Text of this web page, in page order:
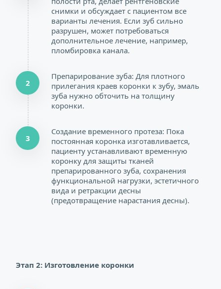
снимки и обсуждает с пациентом все
варианты лечения. Если зуб сильно
разрушен, может потребоваться
дополнительное лечение, например,
пломбировка канала.
2
Препарирование зуба: Для плотного
прилегания краев коронки к зубу, эмаль
зуба нужно обточить на толщину
коронки.
3
Создание временного протеза: Пока
постоянная коронка изготавливается,
пациенту устанавливают временную
коронку для защиты тканей
препарированного зуба, сохранения
функциональной нагрузки, эстетичного
вида и ретракции десны
(предотвращение нарастания десны).
Этап 2: Изготовление коронки